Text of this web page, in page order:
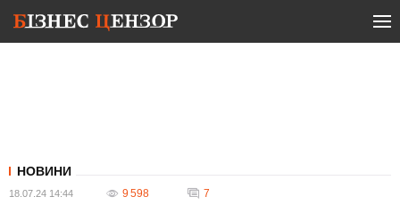
НОВИНИ
18.07.24 14:44 9 598 7